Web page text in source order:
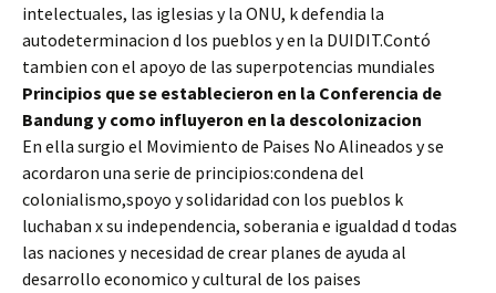
intelectuales, las iglesias y la ONU, k defendia la
autodeterminacion d los pueblos y en la DUIDIT.Contó
tambien con el apoyo de las superpotencias mundiales
Principios que se establecieron en la Conferencia de
Bandung y como influyeron en la descolonizacion
En ella surgio el Movimiento de Paises No Alineados y se
acordaron una serie de principios:condena del
colonialismo,spoyo y solidaridad con los pueblos k
luchaban x su independencia, soberania e igualdad d todas
las naciones y necesidad de crear planes de ayuda al
desarrollo economico y cultural de los paises